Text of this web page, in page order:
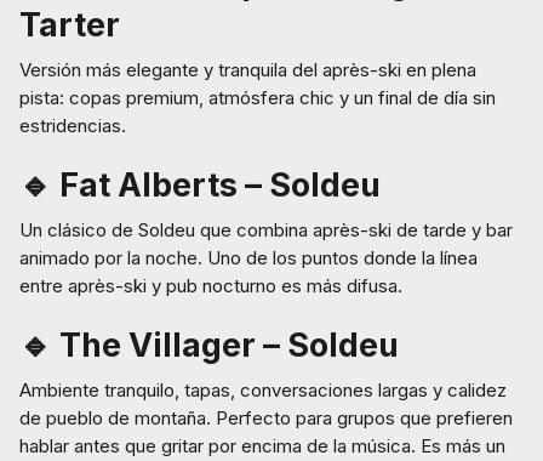
Tarter
Versión más elegante y tranquila del après-ski en plena
pista: copas premium, atmósfera chic y un final de día sin
estridencias.
🔹 Fat Alberts – Soldeu
Un clásico de Soldeu que combina après-ski de tarde y bar
animado por la noche. Uno de los puntos donde la línea
entre après-ski y pub nocturno es más difusa.
🔹 The Villager – Soldeu
Ambiente tranquilo, tapas, conversaciones largas y calidez
de pueblo de montaña. Perfecto para grupos que prefieren
hablar antes que gritar por encima de la música. Es más un